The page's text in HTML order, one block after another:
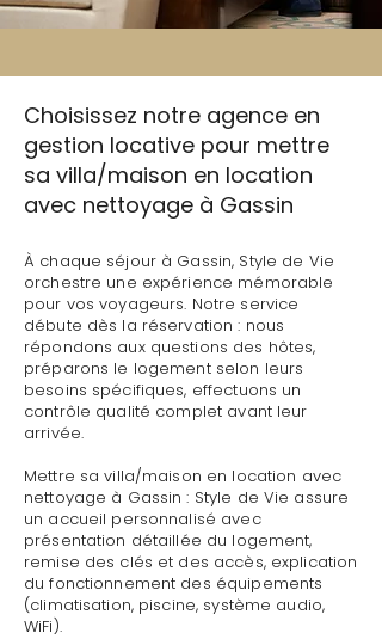
Choisissez notre agence en
gestion locative pour mettre
sa villa/maison en location
avec nettoyage à Gassin
À chaque séjour à Gassin, Style de Vie
orchestre une expérience mémorable
pour vos voyageurs. Notre service
débute dès la réservation : nous
répondons aux questions des hôtes,
préparons le logement selon leurs
besoins spécifiques, effectuons un
contrôle qualité complet avant leur
arrivée.
Mettre sa villa/maison en location avec
nettoyage à Gassin : Style de Vie assure
un accueil personnalisé avec
présentation détaillée du logement,
remise des clés et des accès, explication
du fonctionnement des équipements
(climatisation, piscine, système audio,
WiFi).